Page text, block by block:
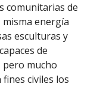
comunitarias de
energía
esculturas y
de
mucho
civiles los